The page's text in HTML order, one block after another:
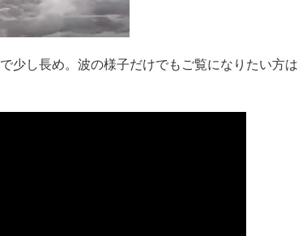
少し長め。波の様子だけでもご覧になりたい方は